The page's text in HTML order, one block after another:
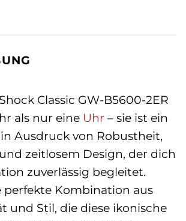
Classic GW-B5600-2ER
als nur eine Uhr – sie ist ein
Ausdruck von Robustheit,
zeitlosem Design, der dich
zuverlässig begleitet.
perfekte Kombination aus
und Stil, die diese ikonische